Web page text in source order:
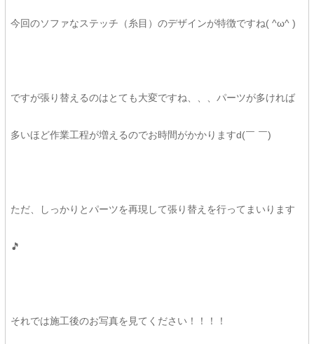
今回のソファなステッチ（糸目）のデザインが特徴ですね( ^ω^ )
ですが張り替えるのはとても大変ですね、、、パーツが多ければ
多いほど作業工程が増えるのでお時間がかかりますd(￣ ￣)
ただ、しっかりとパーツを再現して張り替えを行ってまいります
🎵
それでは施工後のお写真を見てください！！！！